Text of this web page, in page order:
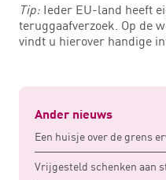
Tip: Ieder EU-land heeft
teruggaafverzoek. Op de
vindt u hierover handige
Ander nieuws
Een huisje over de grens
Vrijgesteld schenken aan